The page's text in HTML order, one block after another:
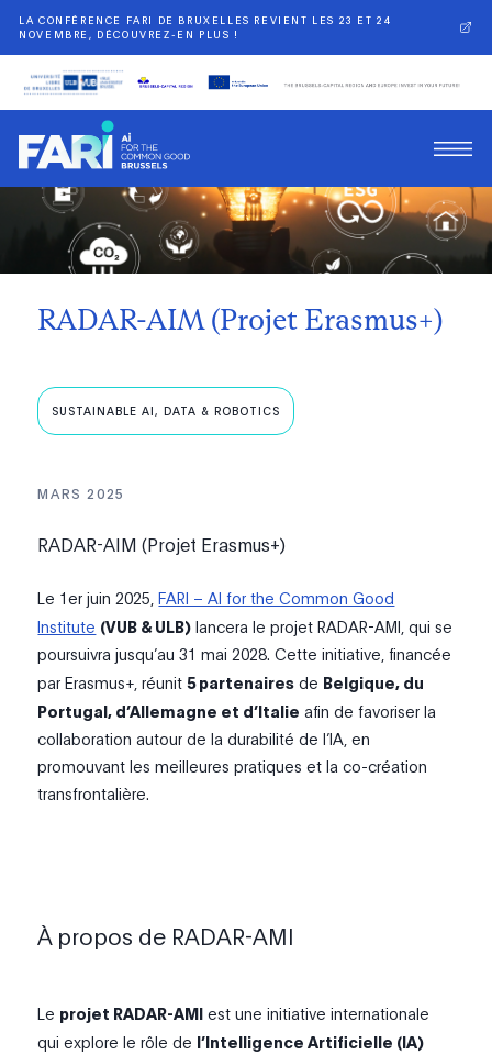
LA CONFÉRENCE FARI DE BRUXELLES REVIENT LES 23 ET 24
NOVEMBRE, DÉCOUVREZ-EN PLUS !
Retour
RADAR-AIM (Projet Erasmus+)
SUSTAINABLE AI, DATA & ROBOTICS
MARS 2025
RADAR-AIM (Projet Erasmus+)
Le 1er juin 2025,FARI – AI for the Common Good
Institute (VUB & ULB) lancera le projet RADAR-AMI, qui se
poursuivra jusqu’au 31 mai 2028. Cette initiative, financée
par Erasmus+, réunit5 partenaires de Belgique, du
Portugal, d’Allemagne et d’Italie afin de favoriser la
collaboration autour de la durabilité de l’IA, en
promouvant les meilleures pratiques et la co-création
transfrontalière.
À propos de RADAR-AMI
Le projet RADAR-AMI est une initiative internationale
qui explore le rôle de l’Intelligence Artificielle (IA)